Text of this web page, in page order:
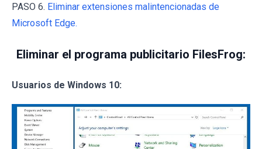
PASO 6. Eliminar extensiones malintencionadas de
Microsoft Edge.
Eliminar el programa publicitario FilesFrog:
Usuarios de Windows 10: